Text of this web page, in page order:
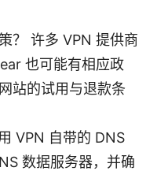
？ 许多 VPN 提供商
也可能有相应政
站的试用与退款条
VPN 自带的 DNS
数据服务器，并确